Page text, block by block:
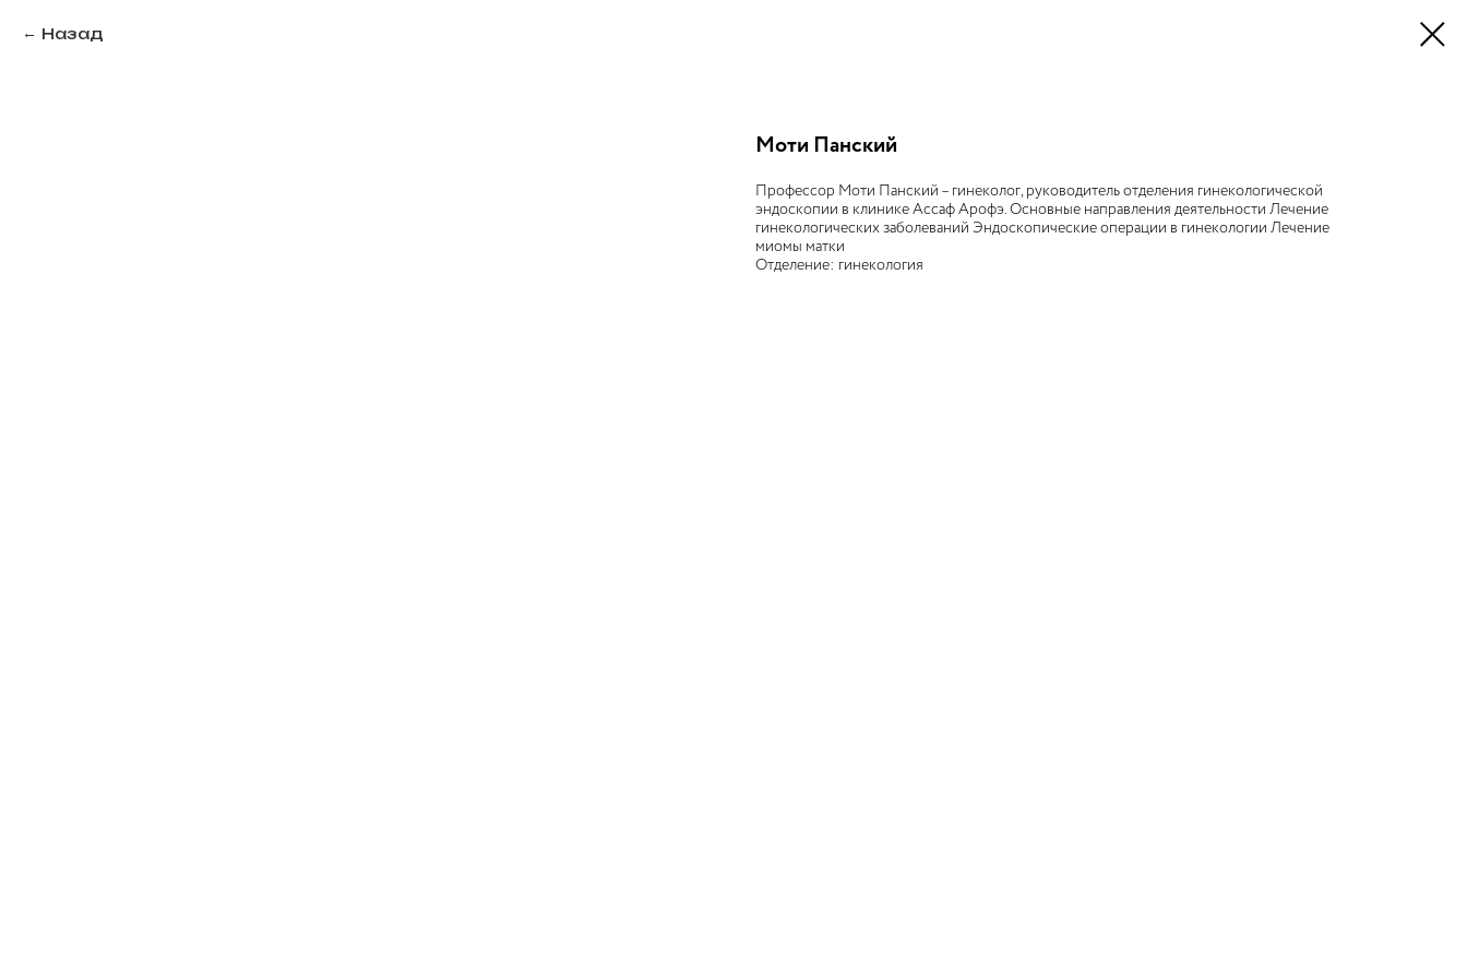
Назад
Моти Панский
Профессор Моти Панский – гинеколог, руководитель отделения гинекологической
эндоскопии в клинике Ассаф Арофэ. Основные направления деятельности Лечение
гинекологических заболеваний Эндоскопические операции в гинекологии Лечение
миомы матки
Отделение: гинекология